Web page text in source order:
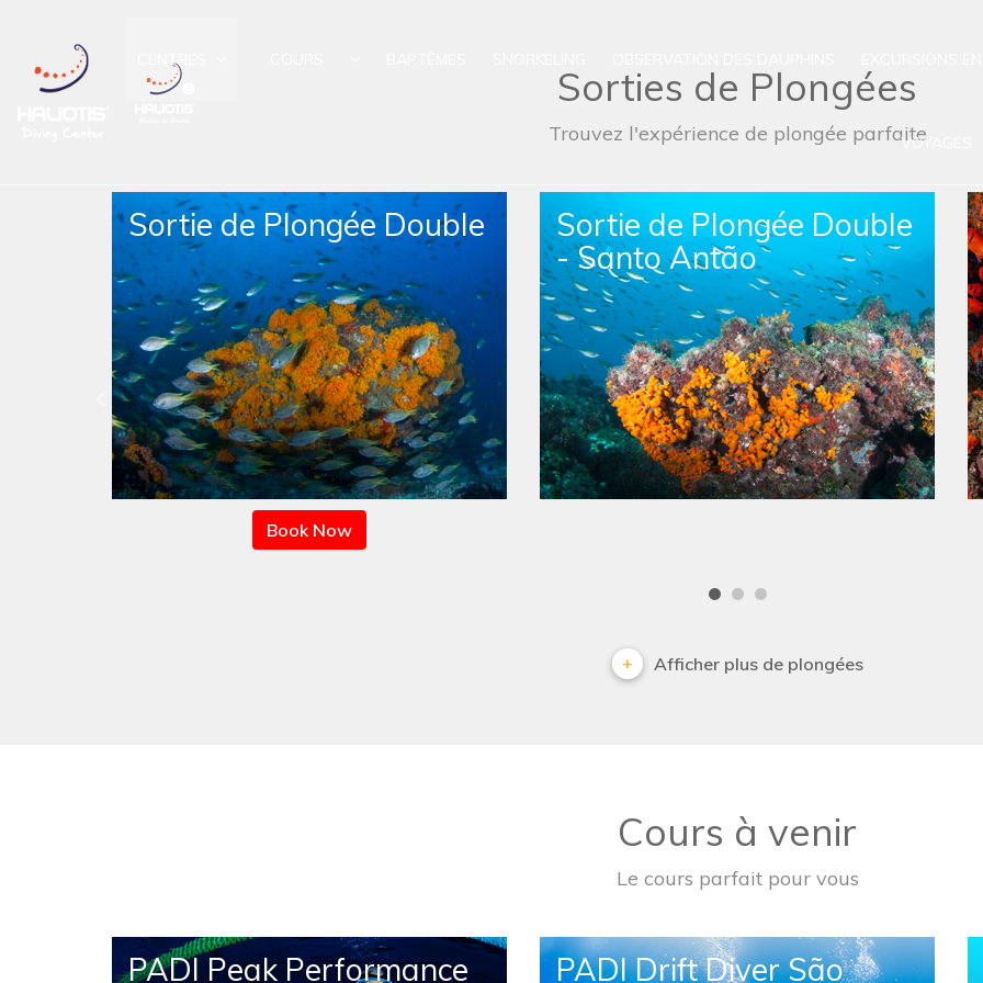
CENTRES
VOYAGES
Sorties de Plongées
Trouvez l'expérience de plongée parfaite
Double
Sortie de Plongée en
Apnée Double
Sortie de Plongée en
Apnée Simple
Afficher plus de plongées
Cours à venir
Le cours parfait pour vous
PADI Peak Performance
PADI Drift Diver São